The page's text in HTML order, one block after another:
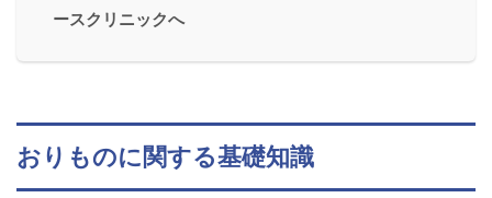
ースクリニックへ
おりものに関する基礎知識